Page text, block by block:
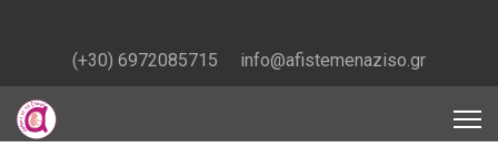
(+30) 6972085715 info@afistemenaziso.gr